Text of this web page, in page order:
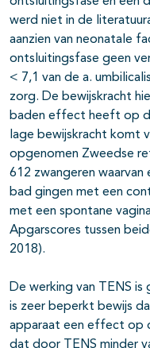
werd niet in de
aanzien van neonatale
ontsluitingsfase geen
< 7,1 van de a.
zorg. De bewijskracht
baden effect heeft op
lage bewijskracht komt
opgenomen Zweedse
612 zwangeren
bad gingen met een
met een spontane
Apgarscores tussen
2018).
De werking van TENS
is zeer beperkt bewijs
apparaat een effect op
dat door TENS minder